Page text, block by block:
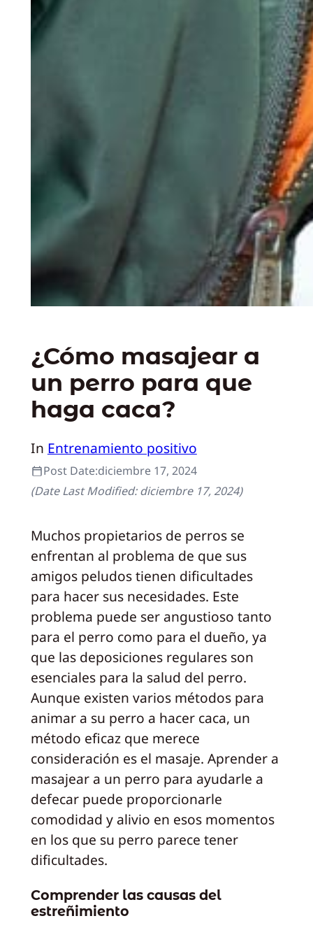
¿Cómo masajear a
un perro para que
haga caca?
In Entrenamiento positivo
Post Date:diciembre 17, 2024
(Date Last Modified:diciembre 17, 2024)
Muchos propietarios de perros se
enfrentan al problema de que sus
amigos peludos tienen dificultades
para hacer sus necesidades. Este
problema puede ser angustioso tanto
para el perro como para el dueño, ya
que las deposiciones regulares son
esenciales para la salud del perro.
Aunque existen varios métodos para
animar a su perro a hacer caca, un
método eficaz que merece
consideración es el masaje. Aprender a
masajear a un perro para ayudarle a
defecar puede proporcionarle
comodidad y alivio en esos momentos
en los que su perro parece tener
dificultades.
Comprender las causas del
estreñimiento